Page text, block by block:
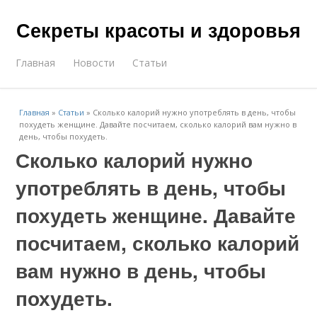
Секреты красоты и здоровья
Главная Новости Статьи
Главная » Статьи » Сколько калорий нужно употреблять в день, чтобы
похудеть женщине. Давайте посчитаем, сколько калорий вам нужно в
день, чтобы похудеть.
Сколько калорий нужно
употреблять в день, чтобы
похудеть женщине. Давайте
посчитаем, сколько калорий
вам нужно в день, чтобы
похудеть.